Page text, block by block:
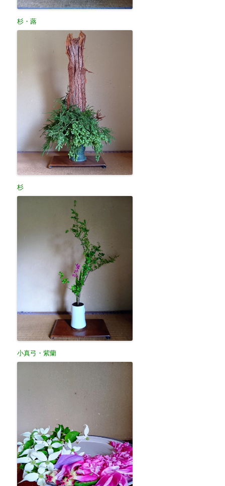
杉・蕗
杉
小真弓・紫蘭